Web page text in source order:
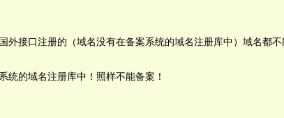
接口注册的（域名没有在备案系统的域名注册库中）域名都不
统的域名注册库中！照样不能备案！